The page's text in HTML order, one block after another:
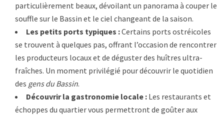
particulièrement beaux, dévoilant un panorama à couper le
souffle sur le Bassin et le ciel changeant de la saison.
Les petits ports typiques :Certains ports ostréicoles
se trouvent à quelques pas, offrant l’occasion de rencontrer
les producteurs locaux et de déguster des huîtres ultra-
fraîches. Un moment privilégié pour découvrir le quotidien
des gens du Bassin.
Découvrir la gastronomie locale : Les restaurants et
échoppes du quartier vous permettront de goûter aux